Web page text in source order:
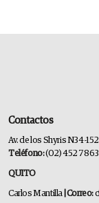
Contactos
Av. de los Shyris N34-
Teléfono:(02) 452 7863
QUITO
Carlos Mantilla | Correo: